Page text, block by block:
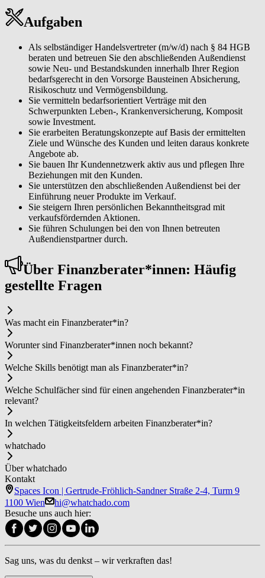
der Versicherungs- oder Finanzdienstleistungsbranche.
Aufgaben
Als selbständiger Handelsvertreter (m/w/d) nach § 84 HGB
beraten und betreuen Sie den abschließenden Außendienst
sowie Neu- und Bestandskunden innerhalb Ihrer Region
bedarfsgerecht in den Vorsorge Bausteinen Absicherung,
Risikoschutz und Vermögensbildung.
Sie vermitteln bedarfsorientiert Verträge mit den
Schwerpunkten Leben-, Krankenversicherung, Komposit
sowie Investment.
Sie erarbeiten Beratungskonzepte auf Basis der ermittelten
Ziele und Wünsche des Kunden und leiten daraus konkrete
Angebote ab.
Sie bauen Ihr Kundennetzwerk aktiv aus und pflegen Ihre
Beziehungen mit den Kunden.
Sie unterstützen den abschließenden Außendienst bei der
Einführung neuer Produkte im Verkauf.
Sie steigern Ihren persönlichen Bekanntheitsgrad mit
verkaufsfördernden Aktionen.
Sie führen Schulungen bei den von Ihnen betreuten
Außendienstpartner durch.
Über Fi­nanz­be­ra­ter*in­nen: Häufig
gestellte Fragen
Was macht ein Fi­nanz­be­ra­ter*in?
Worunter sind Fi­nanz­be­ra­ter*in­nen noch bekannt?
Welche Skills benötigt man als Fi­nanz­be­ra­ter*in?
Welche Schulfächer sind für einen angehenden Fi­nanz­be­ra­ter*in
relevant?
In welchen Tätigkeitsfeldern arbeiten Fi­nanz­be­ra­ter*in?
whatchado
Über whatchado
Kontakt
Spaces Icon | Gertrude-Fröhlich-Sandner Straße 2-4, Turm 9
1100 Wien
hi@whatchado.com
Besuche uns auch hier:
Sag uns, was du denkst – wir verkraften das!